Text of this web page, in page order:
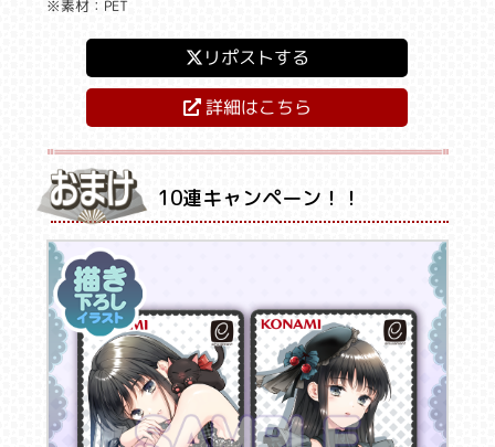
※素材：PET
リポストする
詳細はこちら
10連キャンペーン！！